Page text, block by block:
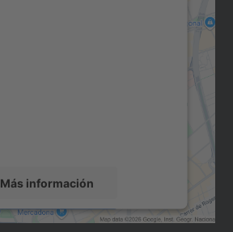
Más información
Aceptar